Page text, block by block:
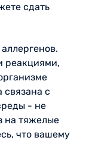
сдать
реакциями,
связана с
- не
на тяжелые
что вашему